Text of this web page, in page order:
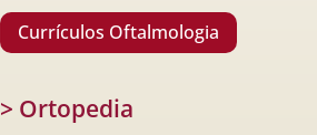
Currículos Oftalmologia
> Ortopedia